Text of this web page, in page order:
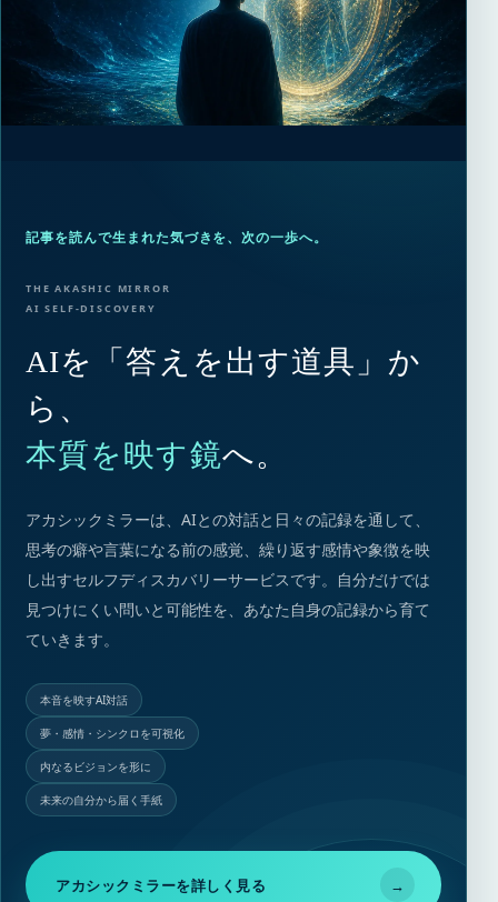
記事を読んで生まれた気づきを、次の一歩へ。
THE AKASHIC MIRROR
AI SELF-DISCOVERY
AIを「答えを出す道具」か
ら、
本質を映す鏡へ。
アカシックミラーは、AIとの対話と日々の記録を通して、
思考の癖や言葉になる前の感覚、繰り返す感情や象徴を映
し出すセルフディスカバリーサービスです。自分だけでは
見つけにくい問いと可能性を、あなた自身の記録から育て
ていきます。
本音を映すAI対話
夢・感情・シンクロを可視化
内なるビジョンを形に
未来の自分から届く手紙
アカシックミラーを詳しく見る →